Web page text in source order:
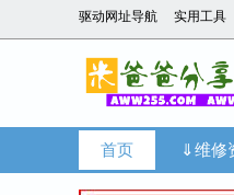
驱动网址导航 实用工具
首页 ⇓维修